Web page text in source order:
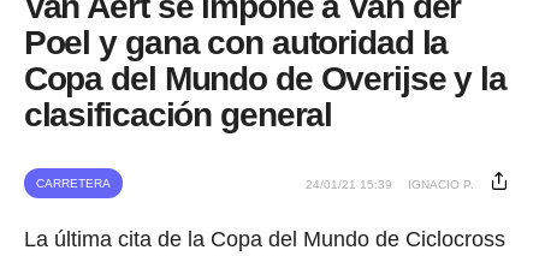
Poel y gana con autoridad la
Copa del Mundo de Overijse y la
clasificación general
CARRETERA 24/01/21 15:39 IGNACIO P.
La última cita de la Copa del Mundo de Ciclocross